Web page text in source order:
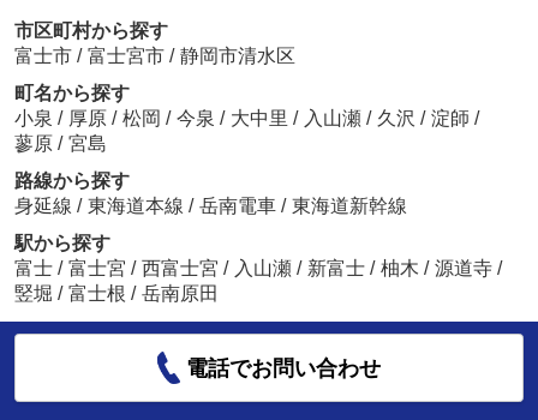
市区町村から探す
富士市 / 富士宮市 / 静岡市清水区
町名から探す
小泉 / 厚原 / 松岡 / 今泉 / 大中里 / 入山瀬 / 久沢 / 淀師 /
蓼原 / 宮島
路線から探す
身延線 / 東海道本線 / 岳南電車 / 東海道新幹線
駅から探す
富士 / 富士宮 / 西富士宮 / 入山瀬 / 新富士 / 柚木 / 源道寺 /
竪堀 / 富士根 / 岳南原田
電話でお問い合わせ